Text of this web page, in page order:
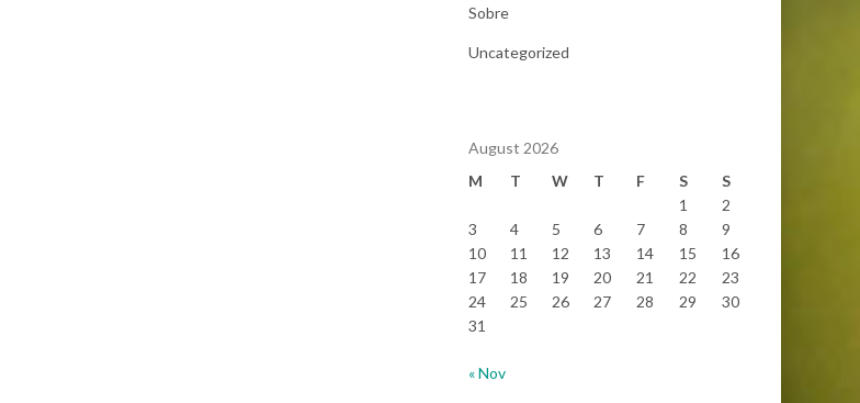
Sobre
Uncategorized
August 2026
M
T W T F S
S
1
2
3
4 5 6 7 8
9
10
11 12 13 14 15
16
17
18 19 20 21 22
23
24
25 26 27 28 29
30
31
« Nov